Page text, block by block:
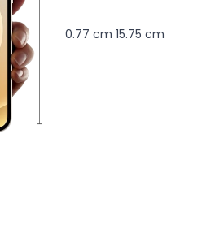
0.77 cm 15.75 cm